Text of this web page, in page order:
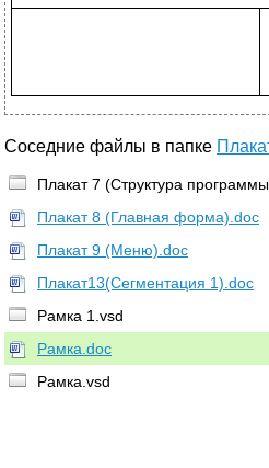
Соседние файлы в папке
Плакат 7 (Структура
Плакат 8 (Главная форма).doc
Плакат 9 (Меню).doc
Плакат13(Сегментация 1).doc
Рамка 1.vsd
Рамка.doc
Рамка.vsd